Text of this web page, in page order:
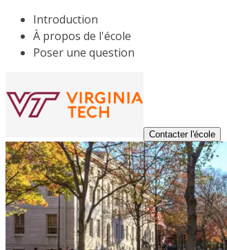
Introduction
À propos de l'école
Poser une question
Contacter l'école